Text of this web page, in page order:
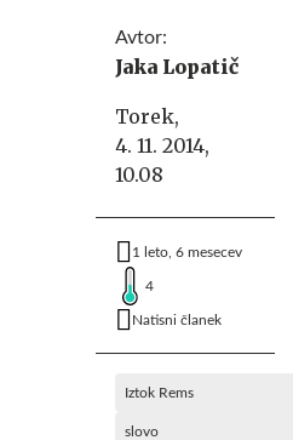
Avtor:
Jaka Lopatič
Torek,
4. 11. 2014,
10.08
1 leto, 6 mesecev
4
Natisni članek
Iztok Rems
slovo